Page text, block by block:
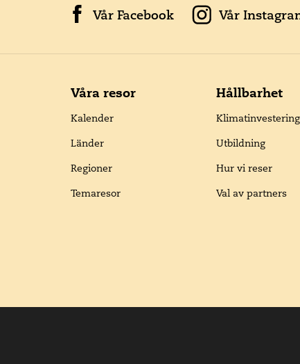
Vår Facebook Vår
Våra resor
Kalender
Länder
Regioner
Temaresor
Hållbarhet
Klimatinvestering
Utbildning
Hur vi reser
Val av partners